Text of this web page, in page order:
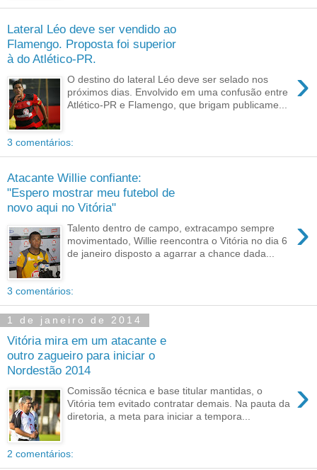
Lateral Léo deve ser vendido ao
Flamengo. Proposta foi superior
à do Atlético-PR.
›
O destino do lateral Léo deve ser selado nos
próximos dias. Envolvido em uma confusão entre
Atlético-PR e Flamengo, que brigam publicame...
3 comentários:
Atacante Willie confiante:
"Espero mostrar meu futebol de
novo aqui no Vitória"
›
Talento dentro de campo, extracampo sempre
movimentado, Willie reencontra o Vitória no dia 6
de janeiro disposto a agarrar a chance dada...
3 comentários:
1 de janeiro de 2014
Vitória mira em um atacante e
outro zagueiro para iniciar o
Nordestão 2014
›
Comissão técnica e base titular mantidas, o
Vitória tem evitado contratar demais. Na pauta da
diretoria, a meta para iniciar a tempora...
2 comentários: